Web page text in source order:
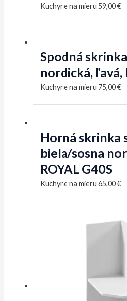
Kuchyne na mieru 59,00€
Spodná
nordická, ľavá,
Kuchyne na mieru 75,00€
Horná skrinka
biela/sosna
ROYAL G40S
Kuchyne na mieru 65,00€